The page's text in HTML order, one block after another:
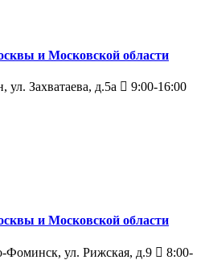
и Московской области
ул. Захватаева, д.5а 9:00-16:00
и Московской области
Фоминск, ул. Рижская, д.9
8:00-